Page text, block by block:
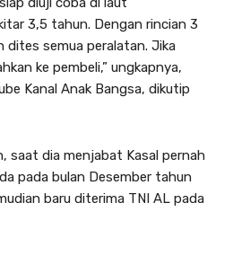
3,5 tahun. Dengan rincian 3
dites semua peralatan. Jika
ke pembeli,” ungkapnya,
Kanal Anak Bangsa, dikutip
saat dia menjabat Kasal pernah
pada bulan Desember tahun
baru diterima TNI AL pada